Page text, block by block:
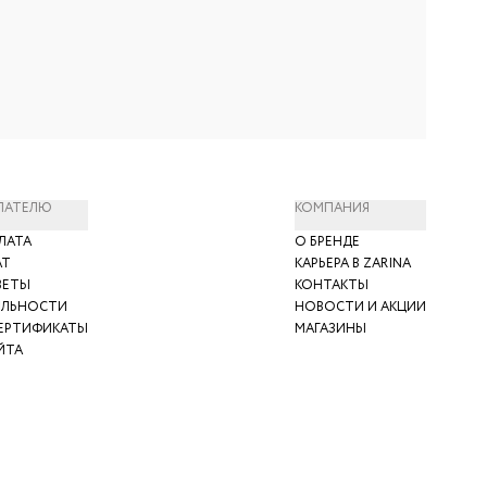
КОМПАНИЯ
О БРЕНДЕ
КАРЬЕРА В ZARINA
КОНТАКТЫ
НОВОСТИ И АКЦИИ
МАГАЗИНЫ